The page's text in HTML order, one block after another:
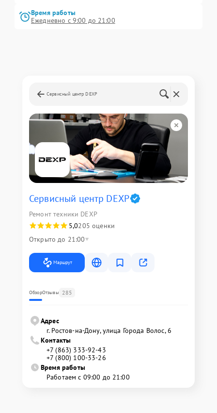
Время работы
Ежедневно с 9:00 до 21:00
Сервисный центр DEXP
Сервисный центр DEXP
Ремонт техники DEXP
5,0205 оценки
Открыто до 21:00
Маршрут
ОбзорОтзывы 285
Адрес
г. Ростов-на-Дону, улица Города Волос, 6
Контакты
+7 (863) 333-92-43
+7 (800) 100-33-26
Время работы
Работаем с 09:00 до 21:00